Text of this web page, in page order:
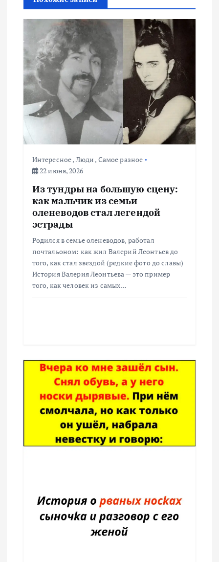
п
о
з
а
п
и
Интересное, Люди , Самое разное
22 июня, 2026
Из тундры на большую сцену:
как мальчик из семьи
оленеводов стал легендой
эстрады
Родился в семье оленеводов, работал
почтальоном: как жил Валерий Леонтьев до
того, как стал звездой (редкие фото до славы)
История Валерия Леонтьева — это пример
того, как человек из самых…